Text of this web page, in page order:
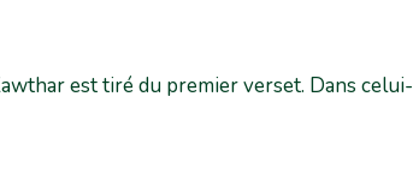
est tiré du premier verset. Dans celui-